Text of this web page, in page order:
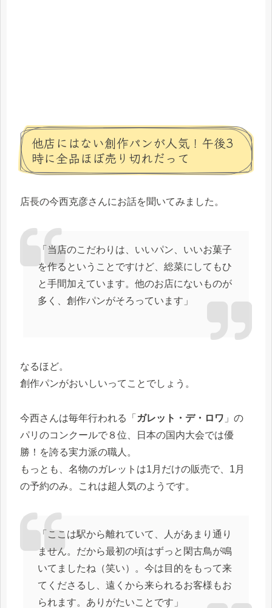
他店にはない創作パンが人気！午後3
時に全品ほぼ売り切れだって
店長の今西克彦さんにお話を聞いてみました。
「当店のこだわりは、いいパン、いいお菓子
を作るということですけど、総菜にしてもひ
と手間加えています。他のお店にないものが
多く、創作パンがそろっています」
なるほど。
創作パンがおいしいってことでしょう。
今西さんは毎年行われる「 ガレット・デ・ロワ 」の
パリのコンクールで８位、日本の国内大会では優
勝！を誇る実力派の職人。
もっとも、名物のガレットは1月だけの販売で、1月
の予約のみ。これは超人気のようです。
「ここは駅から離れていて、人があまり通り
ません。だから最初の頃はずっと閑古鳥が鳴
いてましたね（笑い）。今は目的をもって来
てくださるし、遠くから来られるお客様もお
られます。ありがたいことです」